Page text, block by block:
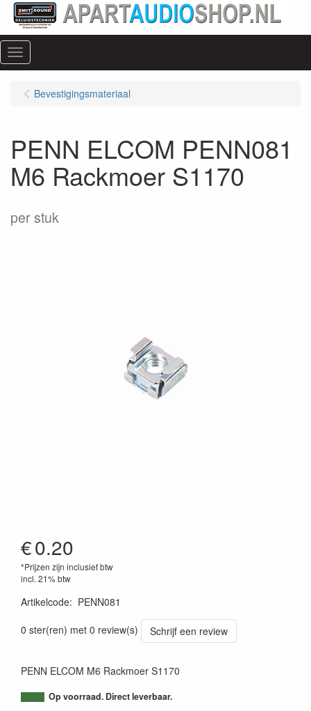
Menu
Bevestigingsmateriaal
PENN ELCOM PENN081
M6 Rackmoer S1170
per stuk
€0.20
*Prijzen zijn inclusief btw
incl. 21% btw
Artikelcode: PENN081
0 ster(ren) met 0 review(s)
Schrijf een review
PENN ELCOM M6 Rackmoer S1170
Op voorraad. Direct leverbaar.